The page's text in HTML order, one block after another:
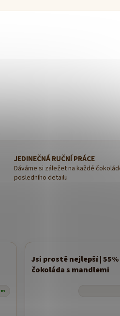
JEDINEČNÁ RUČNÍ PRÁCE
Dáváme si záležet na každé
posledního detailu
Novinka
Jsi prostě nejlepší | 55%
čokoláda s mandlemi